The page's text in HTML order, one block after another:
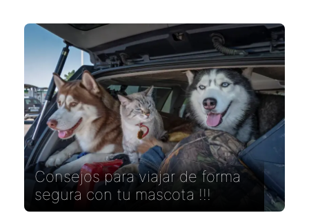
Consejos para viajar de forma
segura con tu mascota !!!